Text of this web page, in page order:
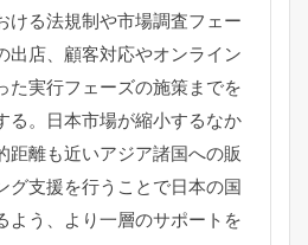
ける法規制や市場調査フェー
出店、 顧客対応やオンライン
た実行フェーズの施策までを
る。日本市場が縮小するなか
距離も近いアジア諸国への販
グ支援を行うことで日本の国
よ う、より一層のサポートを